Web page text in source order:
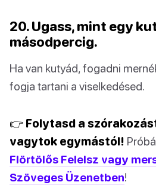
20. Ugass, mint egy
másodpercig.
Ha van kutyád, fogadni
fogja tartani a viselkedésed.
👉 Folytasd a
vagytok egymástól!
Flörtölős Felelsz vagy
Szöveges Üzenetben!